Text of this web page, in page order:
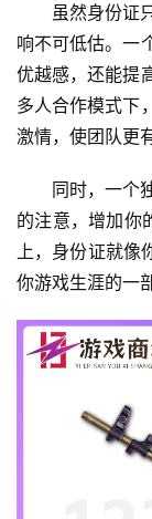
虽然身份证
响不可低估。一
优越感，还能提
多人合作模式下
激情，使团队更
同时，一个
的注意，增加你
上，身份证就像
你游戏生涯的一